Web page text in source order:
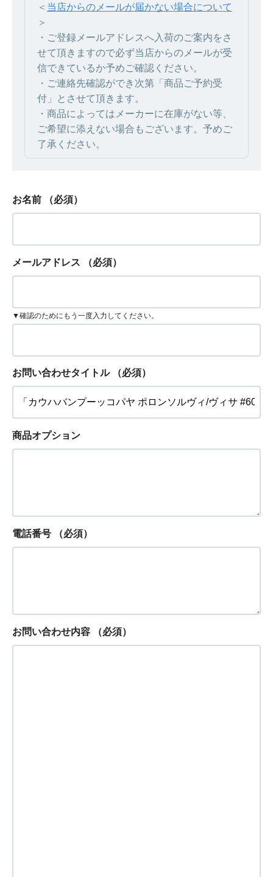
＜ 当店からのメールが届かない場合について
＞
・ご登録メールアドレスへ入荷のご案内をさ
せて頂きますので必ず当店からのメールが受
信できているか予めご確認ください。
・ご連絡先確認ができ次第「商品ご予約受
付」とさせて頂きます。
・商品によってはメーカーに在庫がない等、
ご希望に添えない場合もございます。予めご
了承ください。
お名前 （必須）
メールアドレス （必須）
▼確認のためにもう一度入力してください。
お問い合わせタイトル （必須）
商品オプション
電話番号 （必須）
お問い合わせ内容 （必須）